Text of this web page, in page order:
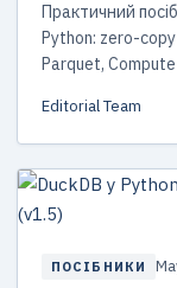
Практичний
Python: zero-
Parquet, Compute
Editorial Team
ПОСІБНИКИ